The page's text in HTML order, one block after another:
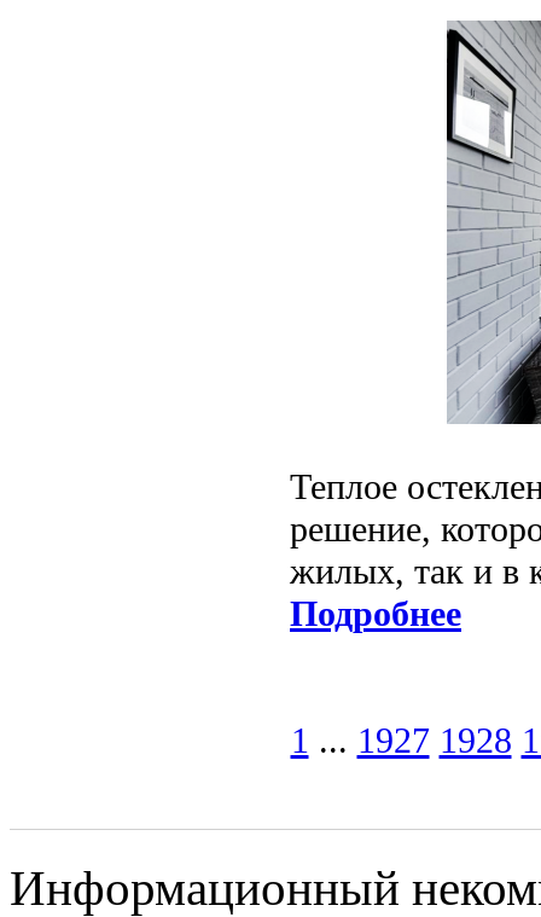
Теплое
решение,
жилых, так и в
Подробнее
1 ... 1927 1928
Информационный